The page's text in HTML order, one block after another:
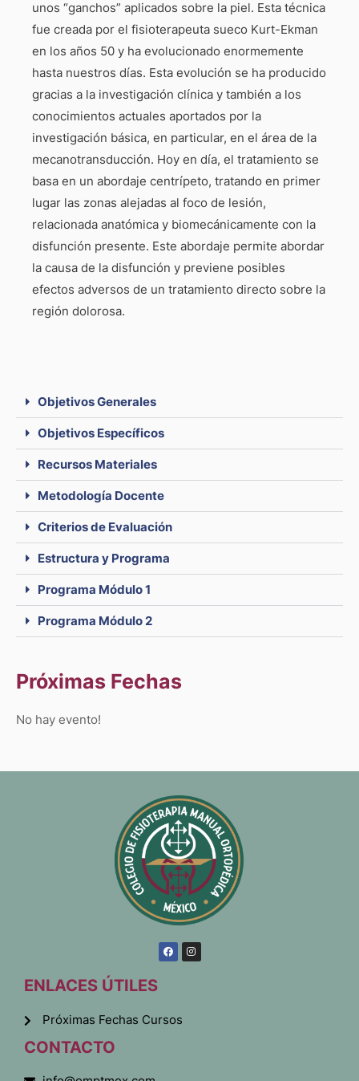
unos “ganchos” aplicados sobre la piel. Esta técnica
fue creada por el fisioterapeuta sueco Kurt-Ekman
en los años 50 y ha evolucionado enormemente
hasta nuestros días. Esta evolución se ha producido
gracias a la investigación clínica y también a los
conocimientos actuales aportados por la
investigación básica, en particular, en el área de la
mecanotransducción. Hoy en día, el tratamiento se
basa en un abordaje centrípeto, tratando en primer
lugar las zonas alejadas al foco de lesión,
relacionada anatómica y biomecánicamente con la
disfunción presente. Este abordaje permite abordar
la causa de la disfunción y previene posibles
efectos adversos de un tratamiento directo sobre la
región dolorosa.
Objetivos Generales
Objetivos Específicos
Recursos Materiales
Metodología Docente
Criterios de Evaluación
Estructura y Programa
Programa Módulo 1
Programa Módulo 2
Próximas Fechas
No hay evento!
ENLACES ÚTILES
Próximas Fechas Cursos
CONTACTO